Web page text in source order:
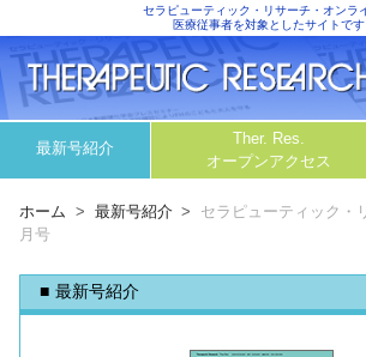
セラピューティック・リサーチ・オンラ
医療従事者を対象としたサイトです
最新号紹介
Ther. Res.
オープンアクセス
ホーム 最新号紹介
セラピューティック
月号
最新号紹介